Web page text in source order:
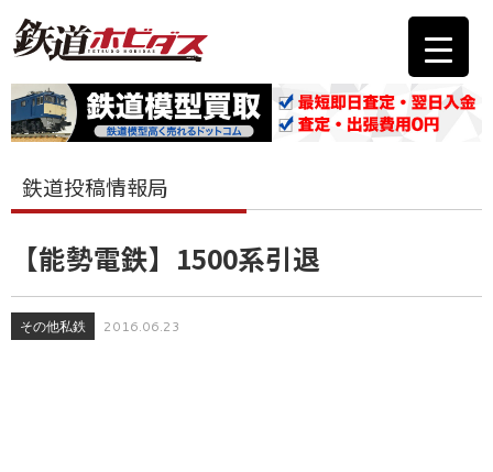
鉄道投稿情報局
【能勢電鉄】1500系引退
その他私鉄 2016.06.23